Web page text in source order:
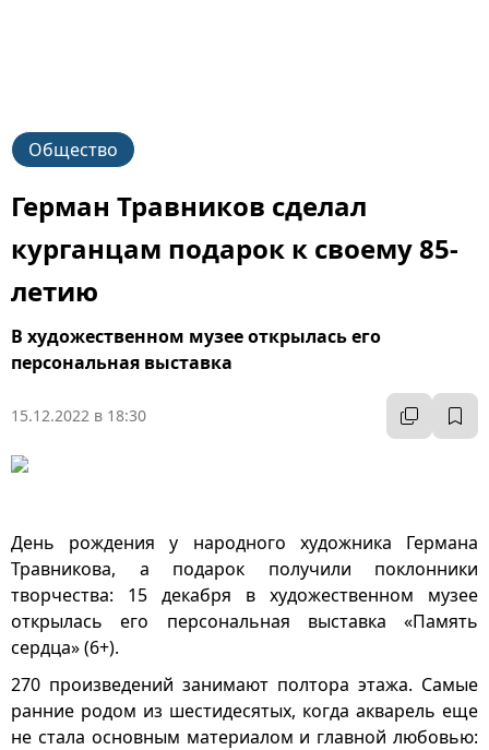
Общество
Герман Травников сделал
курганцам подарок к своему 85-
летию
В художественном музее открылась его
персональная выставка
15.12.2022 в 18:30
День рождения у народного художника Германа
Травникова, а подарок получили поклонники
творчества: 15 декабря в художественном музее
открылась его персональная выставка «Память
сердца» (6+).
270 произведений занимают полтора этажа. Самые
ранние родом из шестидесятых, когда акварель еще
не стала основным материалом и главной любовью: